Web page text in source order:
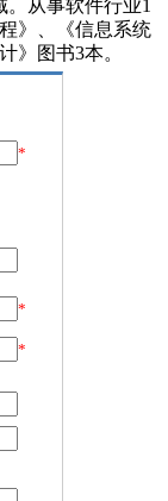
从事软件行业1
》、《信息系统
》图书3本。
*
*
*